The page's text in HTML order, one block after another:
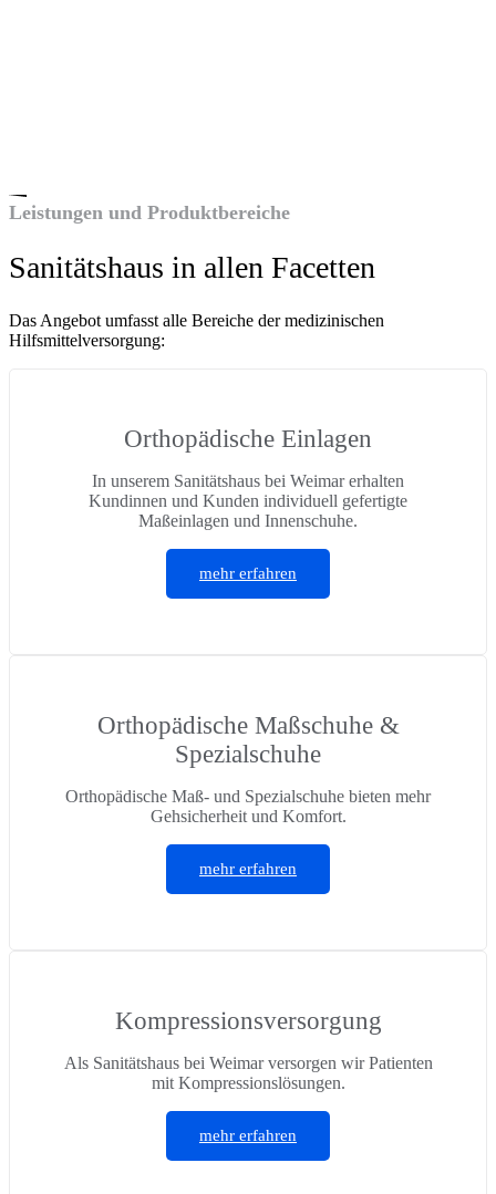
Leistungen und Produktbereiche
Sanitätshaus in allen Facetten
Das Angebot umfasst alle Bereiche der medizinischen
Hilfsmittelversorgung:
Orthopädische Einlagen
In unserem Sanitätshaus bei Weimar erhalten
Kundinnen und Kunden individuell gefertigte
Maßeinlagen und Innenschuhe.
mehr erfahren
Orthopädische Maßschuhe &
Spezialschuhe
Orthopädische Maß- und Spezialschuhe bieten mehr
Gehsicherheit und Komfort.
mehr erfahren
Kompressionsversorgung
Als Sanitätshaus bei Weimar versorgen wir Patienten
mit Kompressionslösungen.
mehr erfahren